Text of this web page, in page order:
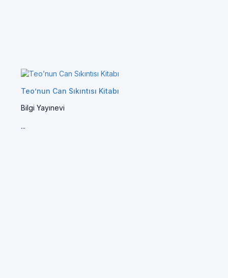
Teo’nun Can Sıkıntısı Kitabı
Bilgi Yayınevi
...